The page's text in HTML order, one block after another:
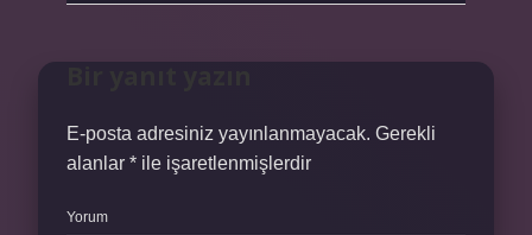
E-posta adresiniz yayınlanmayacak. Gerekli
alanlar * ile işaretlenmişlerdir
Yorum